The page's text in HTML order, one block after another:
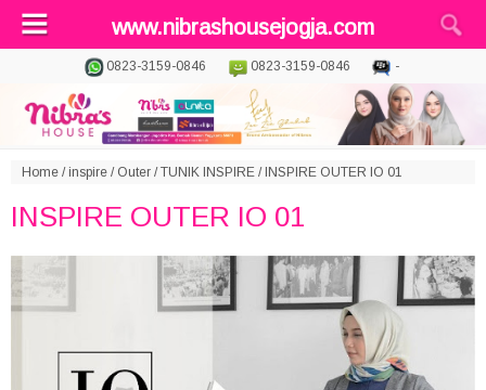
www.nibrashousejogja.com
0823-3159-0846 0823-3159-0846 -
Home / inspire / Outer /TUNIK INSPIRE / INSPIRE OUTER IO 01
INSPIRE OUTER IO 01